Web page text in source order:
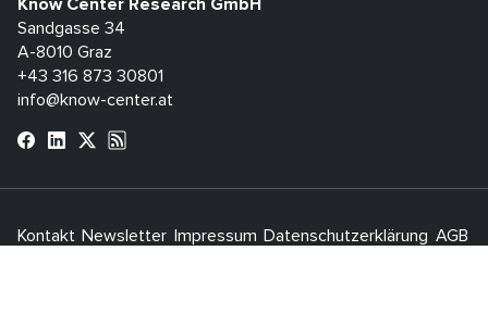
Know Center Research GmbH
Sandgasse 34
A-8010 Graz
+43 316 873 30801
info@know-center.at
Kontakt Newsletter Impressum Datenschutzerklärung AGB